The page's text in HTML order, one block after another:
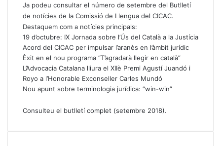
Ja podeu consultar el número de setembre del Butlletí
de notícies de la Comissió de Llengua del CICAC.
Destaquem com a notícies principals:
19 d’octubre: IX Jornada sobre l’Ús del Català a la Justícia
Acord del CICAC per impulsar l’aranès en l’àmbit jurídic
Èxit en el nou programa “T’agradarà llegir en català”
L’Advocacia Catalana lliura el XIIè Premi Agustí Juandó i
Royo a l’Honorable Exconseller Carles Mundó
Nou apunt sobre terminologia jurídica: “win-win”
Consulteu el butlletí complet (setembre 2018).